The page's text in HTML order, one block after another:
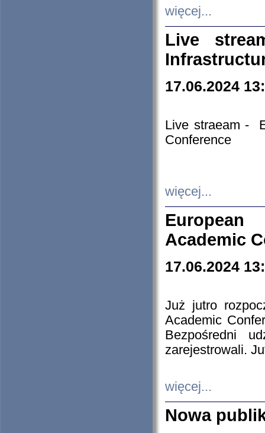
więcej...
Live
17.06.2024
Live straeam -
Conference
więcej...
European
Academic
17.06.2024
Już jutro
Academic
Bezpośredni
zarejestrowali.
więcej...
Nowa